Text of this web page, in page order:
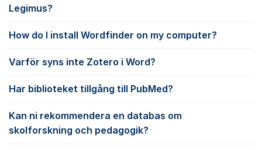
Legimus?
How do I install Wordfinder on my computer?
Varför syns inte Zotero i Word?
Har biblioteket tillgång till PubMed?
Kan ni rekommendera en databas om
skolforskning och pedagogik?